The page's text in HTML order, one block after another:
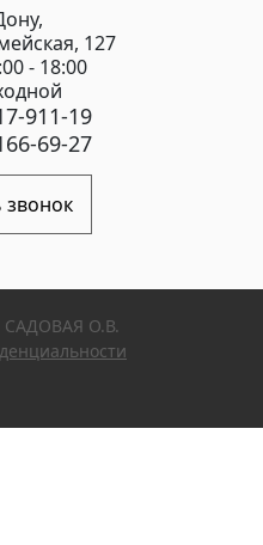
127
- 18:00
911-19
69-27
звонок
САДОВАЯ О.В.